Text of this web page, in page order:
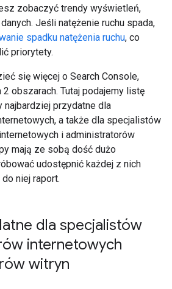
zobaczyć trendy wyświetleń,
Jeśli natężenie ruchu spada,
spadku natężenia ruchu, co
priorytety.
się więcej o Search Console,
obszarach. Tutaj podajemy listę
najbardziej przydatne dla
a także dla specjalistów
i administratorów
mają ze sobą dość dużo
udostępnić każdej z nich
niej raport.
dla specjalistów
internetowych
witryn